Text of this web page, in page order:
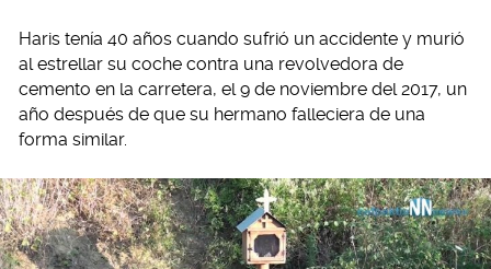
Haris tenía 40 años cuando sufrió un accidente y murió
al estrellar su coche contra una revolvedora de
cemento en la carretera, el 9 de noviembre del 2017, un
año después de que su hermano falleciera de una
forma similar.